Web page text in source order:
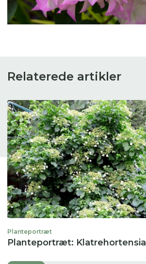
Relaterede artikler
Planteportræt
Planteportræt: Klatrehortensia